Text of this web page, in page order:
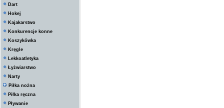
Dart
Hokej
Kajakarstwo
Konkurencje konne
Koszykówka
Kręgle
Lekkoatletyka
Łyżwiarstwo
Narty
Piłka nożna
Piłka ręczna
Pływanie